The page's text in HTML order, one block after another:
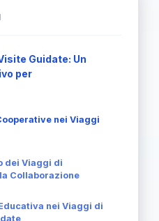
Guidate: Un
per
nei Viaggi
dei Viaggi di
Collaborazione
nei Viaggi di